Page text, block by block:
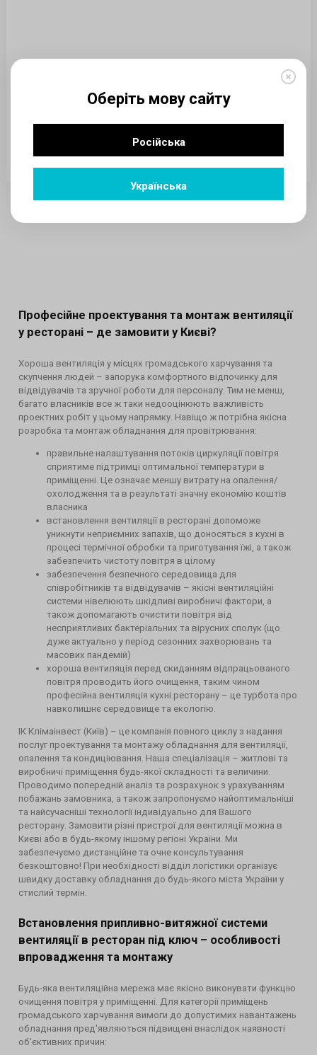
Оберіть мову сайту
Російська
Українська
Професійне проектування та монтаж вентиляції
у ресторані – де замовити у Києві?
Хороша вентиляція у місцях громадського харчування та
скупчення людей – запорука комфортного відпочинку для
відвідувачів та зручної роботи для персоналу. Тим не менш,
багато власників все ж таки недооцінюють важливість
проектних робіт у цьому напрямку. Навіщо ж потрібна якісна
розробка та монтаж обладнання для провітрювання:
правильне налаштування потоків циркуляції повітря
сприятиме підтримці оптимальної температури в
приміщенні. Це означає меншу витрату на опалення/
охолодження та в результаті значну економію коштів
власника
встановлення вентиляції в ресторані допоможе
уникнути неприємних запахів, що доносяться з кухні в
процесі термічної обробки та приготування їжі, а також
забезпечить чистоту повітря в цілому
забезпечення безпечного середовища для
співробітників та відвідувачів – якісні вентиляційні
системи нівелюють шкідливі виробничі фактори, а
також допомагають очистити повітря від
несприятливих бактеріальних та вірусних сполук (що
дуже актуально у період сезонних захворювань та
масових пандемій)
хороша вентиляція перед скиданням відпрацьованого
повітря проводить його очищення, таким чином
професійна вентиляція кухні ресторану – це турбота про
навколишнє середовище та екологію.
ІК Клімаінвест (Київ) – це компанія повного циклу з надання
послуг проектування та монтажу обладнання для вентиляції,
опалення та кондиціювання. Наша спеціалізація – житлові та
виробничі приміщення будь-якої складності та величини.
Проводимо попередній аналіз та розрахунок з урахуванням
побажань замовника, а також запропонуємо найоптимальніші
та найсучасніші технології індивідуально для Вашого
ресторану. Замовити різні пристрої для вентиляції можна в
Києві або в будь-якому іншому регіоні України. Ми
забезпечуємо дистанційне та очне консультування
безкоштовно! При необхідності відділ логістики організує
швидку доставку обладнання до будь-якого міста України у
стислий термін.
Встановлення припливно-витяжної системи
вентиляції в ресторан під ключ – особливості
впровадження та монтажу
Будь-яка вентиляційна мережа має якісно виконувати функцію
очищення повітря у приміщенні. Для категорії приміщень
громадського харчування вимоги до допустимих навантажень
обладнання пред'являються підвищені внаслідок наявності
об'єктивних причин: